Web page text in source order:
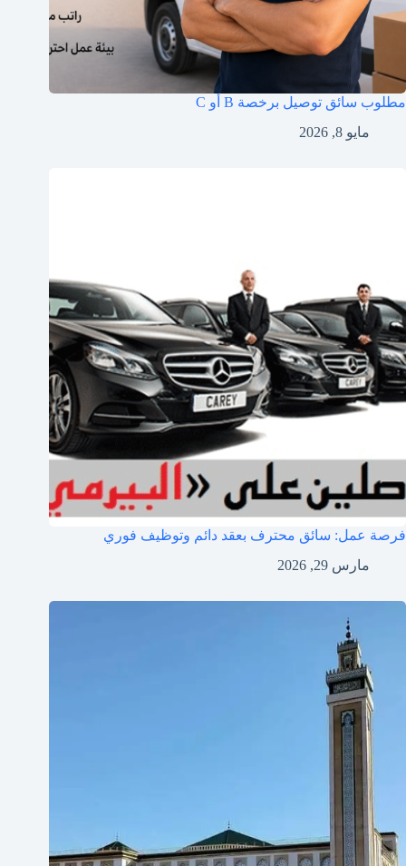
مطلوب سائق توصيل برخصة B أو C
مايو 8, 2026
فرصة عمل: سائق محترف بعقد دائم وتوظيف فوري
مارس 29, 2026